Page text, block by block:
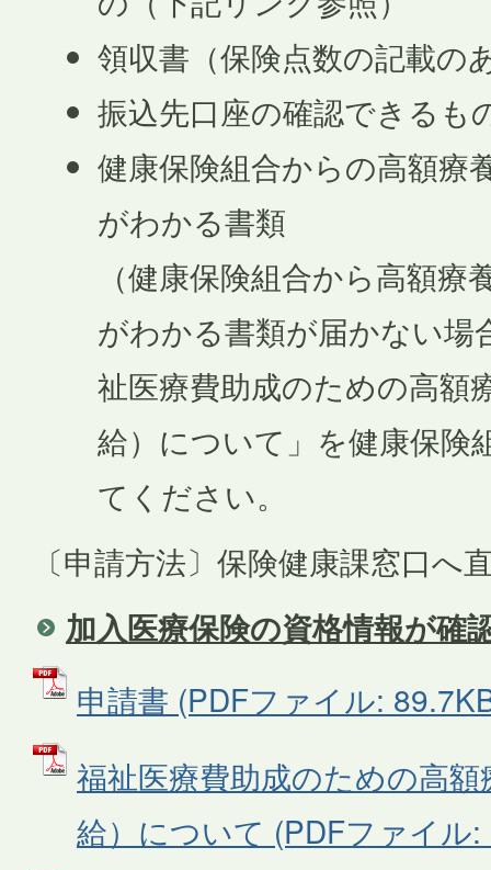
領収書（保険点数の記載の
振込先口座の確認できるも
健康保険組合からの高額療
がわかる書類
（健康保険組合から高額
がわかる書類が届かない場
祉医療費助成のための高額
給）について」を健康保険
てください。
〔申請方法〕保険健康課窓口へ
加入医療保険の資格情報が確
申請書 (PDFファイル:
福祉医療費助成のための高
給）について (PDFファイル